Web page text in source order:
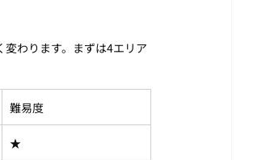
わります。まずは4エリア
難易度
★